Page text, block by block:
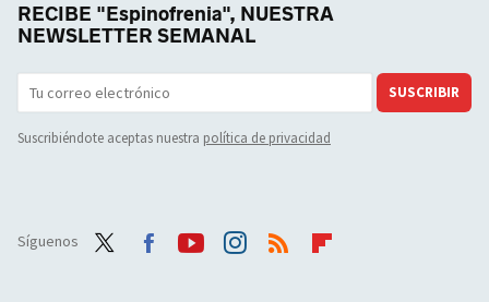
RECIBE "Espinofrenia", NUESTRA
NEWSLETTER SEMANAL
SUSCRIBIR
Suscribiéndote aceptas nuestra política de privacidad
Síguenos